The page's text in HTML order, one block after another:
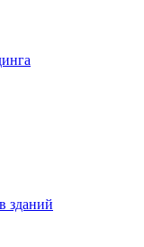
зданий